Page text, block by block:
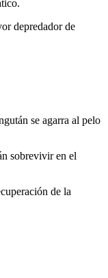
depredador de
se agarra al pelo
sobrevivir en el
de la